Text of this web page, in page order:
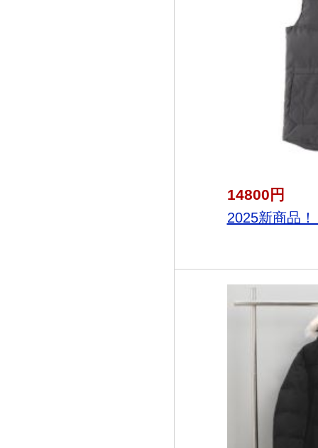
14800円
2025新商品